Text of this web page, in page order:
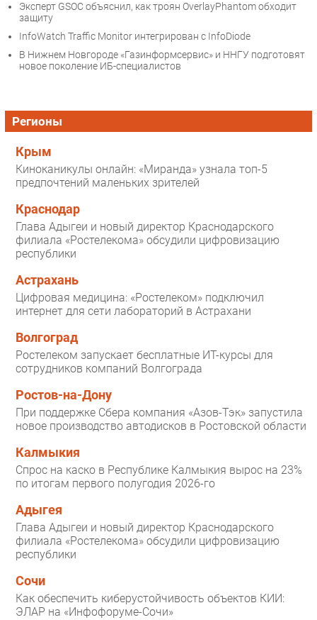
Эксперт GSOC объяснил, как троян OverlayPhantom обходит
защиту
InfoWatch Traffic Monitor интегрирован с InfoDiode
В Нижнем Новгороде «Газинформсервис» и ННГУ подготовят
новое поколение ИБ-специалистов
Регионы
Крым
Киноканикулы онлайн: «Миранда» узнала топ-5
предпочтений маленьких зрителей
Краснодар
Глава Адыгеи и новый директор Краснодарского
филиала «Ростелекома» обсудили цифровизацию
республики
Астрахань
Цифровая медицина: «Ростелеком» подключил
интернет для сети лабораторий в Астрахани
Волгоград
Ростелеком запускает бесплатные ИТ-курсы для
сотрудников компаний Волгограда
Ростов-на-Дону
При поддержке Сбера компания «Азов-Тэк» запустила
новое производство автодисков в Ростовской области
Калмыкия
Спрос на каско в Республике Калмыкия вырос на 23%
по итогам первого полугодия 2026-го
Адыгея
Глава Адыгеи и новый директор Краснодарского
филиала «Ростелекома» обсудили цифровизацию
республики
Сочи
Как обеспечить киберустойчивость объектов КИИ:
ЭЛАР на «Инфофоруме-Сочи»